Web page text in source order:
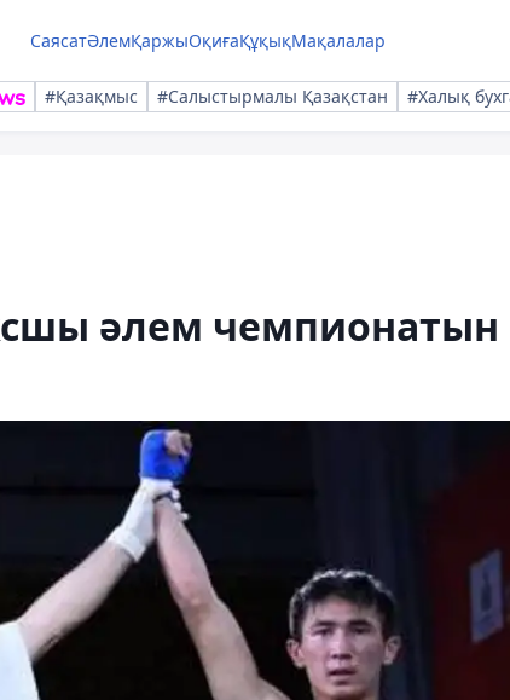
СаясатӘлемҚаржыОқиғаҚұқықМақалалар
#Қазақмыс #Салыстырмалы Қазақстан #Халық
әлем чемпионатын